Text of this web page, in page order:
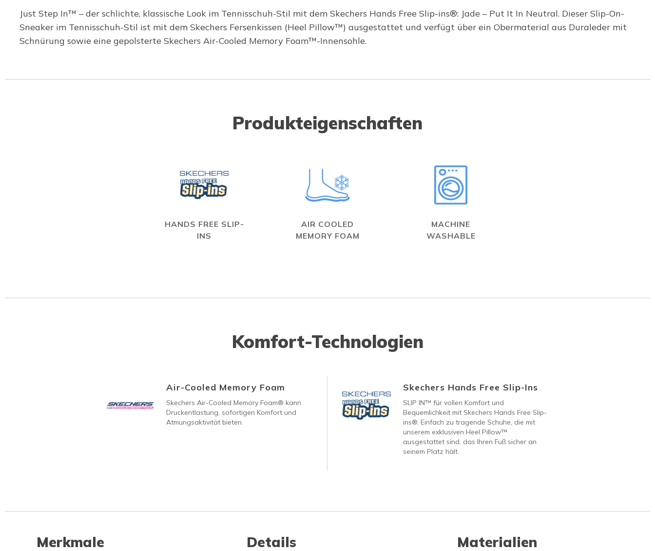
Just Step In™ – der schlichte, klassische Look im Tennisschuh-Stil mit dem Skechers Hands Free Slip-ins®: Jade – Put It In Neutral. Dieser Slip-On-
Sneaker im Tennisschuh-Stil ist mit dem Skechers Fersenkissen (Heel Pillow™) ausgestattet und verfügt über ein Obermaterial aus Duraleder mit
Schnürung sowie eine gepolsterte Skechers Air-Cooled Memory Foam™-Innensohle.
Produkteigenschaften
HANDS FREE SLIP-
INS
AIR COOLED
MEMORY FOAM
MACHINE
WASHABLE
Komfort-Technologien
Air-Cooled Memory Foam
Skechers Air-Cooled Memory Foam® kann
Druckentlastung, sofortigen Komfort und
Atmungsaktivität bieten.
Skechers Hands Free Slip-Ins
SLIP IN™ für vollen Komfort und
Bequemlichkeit mit Skechers Hands Free Slip-
ins®. Einfach zu tragende Schuhe, die mit
unserem exklusiven Heel Pillow™
ausgestattet sind, das Ihren Fuß sicher an
seinem Platz hält.
Merkmale Details Materialien